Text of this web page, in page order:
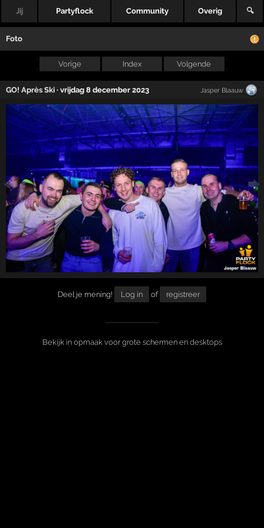
Jij Partyflock Community Overig 🔍
Foto
Vorige Index Volgende
GO! Après Ski ·vrijdag 8 december 2023 Jasper Blaauw
Deel je mening! Log in of registreer
Bekijk in opmaak voor grote schermen en desktops